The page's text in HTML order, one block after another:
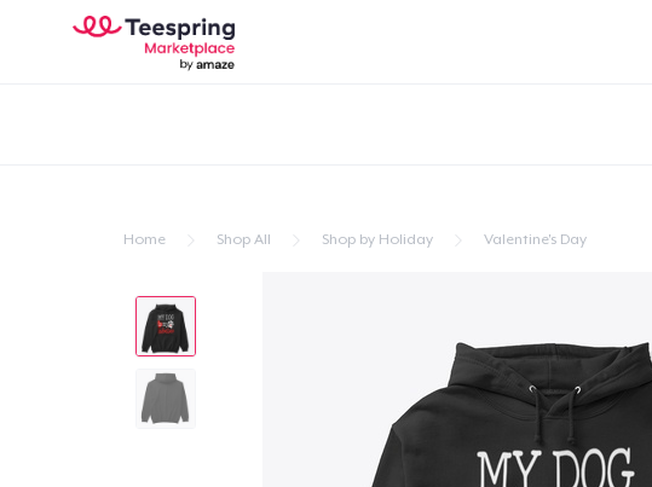
Home Shop All Shop by Holiday Valentine's Day